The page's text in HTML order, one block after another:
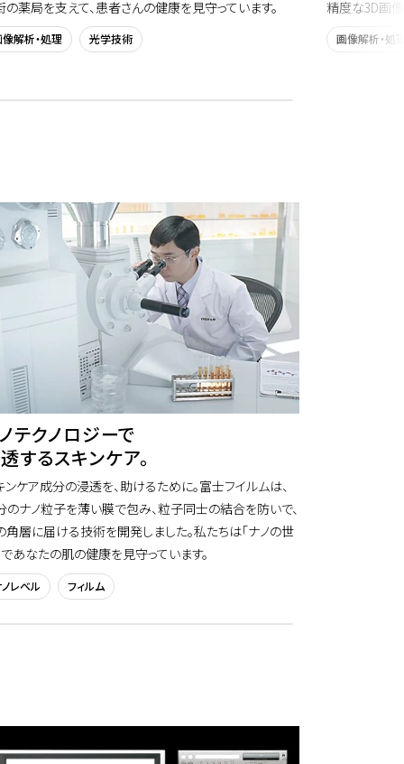
の薬局を支えて、患者さんの健康を見守っています。
解析・処理 光学技術
精度な3D画
画像解析・処
テクノロジーで
するスキンケア。
ンケア成分の浸透を、助けるために。富士フイルムは、
のナノ粒子を薄い膜で包み、粒子同士の結合を防いで、
角層に届ける技術を開発しました。私たちは「ナノの世
であなたの肌の健康を見守っています。
レベル フィルム